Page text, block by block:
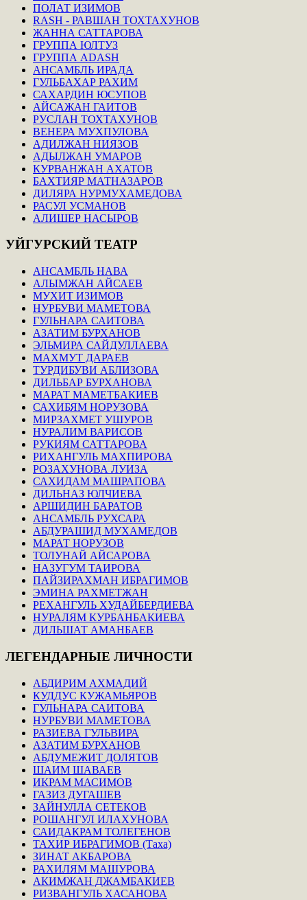
ПОЛАТ ИЗИМОВ
RASH - РАВШАН ТОХТАХУНОВ
ЖАННА САТТАРОВА
ГРУППА ЮЛТУЗ
ГРУППА ADASH
АНСАМБЛЬ ИРАДА
ГУЛЬБАХАР РАХИМ
САХАРДИН ЮСУПОВ
АЙСАЖАН ГАИТОВ
РУСЛАН ТОХТАХУНОВ
ВЕНЕРА МУХПУЛОВА
АДИЛЖАН НИЯЗОВ
АДЫЛЖАН УМАРОВ
КУРВАНЖАН АХАТОВ
БАХТИЯР МАТНАЗАРОВ
ДИЛЯРА НУРМУХАМЕДОВА
РАСУЛ УСМАНОВ
АЛИШЕР НАСЫРОВ
УЙГУРСКИЙ ТЕАТР
АНСАМБЛЬ НАВА
АЛЫМЖАН АЙСАЕВ
МУХИТ ИЗИМОВ
НУРБУВИ МАМЕТОВА
ГУЛЬНАРА САИТОВА
АЗАТИМ БУРХАНОВ
ЭЛЬМИРА САЙДУЛЛАЕВА
МАХМУТ ДАРАЕВ
ТУРДИБУВИ АБЛИЗОВА
ДИЛЬБАР БУРХАНОВА
МАРАТ МАМЕТБАКИЕВ
САХИБЯМ НОРУЗОВА
МИРЗАХМЕТ УШУРОВ
НУРАЛИМ ВАРИСОВ
РУКИЯМ САТТАРОВА
РИХАНГУЛЬ МАХПИРОВА
РОЗАХУНОВА ЛУИЗА
САХИДАМ МАШРАПОВА
ДИЛЬНАЗ ЮЛЧИЕВА
АРШИДИН БАРАТОВ
АНСАМБЛЬ РУХСАРА
АБДУРАШИД МУХАМЕДОВ
МАРАТ НОРУЗОВ
ТОЛУНАЙ АЙСАРОВА
НАЗУГУМ ТАИРОВА
ПАЙЗИРАХМАН ИБРАГИМОВ
ЭМИНА РАХМЕТЖАН
РЕХАНГУЛЬ ХУДАЙБЕРДИЕВА
НУРАЛЯМ КУРБАНБАКИЕВА
ДИЛЬШАТ АМАНБАЕВ
ЛЕГЕНДАРНЫЕ ЛИЧНОСТИ
АБДИРИМ АХМАДИЙ
КУДДУС КУЖАМЬЯРОВ
ГУЛЬНАРА САИТОВА
НУРБУВИ МАМЕТОВА
РАЗИЕВА ГУЛЬВИРА
АЗАТИМ БУРХАНОВ
АБДУМЕЖИТ ДОЛЯТОВ
ШАИМ ШАВАЕВ
ИКРАМ МАСИМОВ
ГАЗИЗ ДУГАШЕВ
ЗАЙНУЛЛА СЕТЕКОВ
РОШАНГУЛ ИЛАХУНОВА
САИДАКРАМ ТОЛЕГЕНОВ
ТАХИР ИБРАГИМОВ (Таха)
ЗИНАТ АКБАРОВА
РАХИЛЯМ МАШУРОВА
АКИМЖАН ДЖАМБАКИЕВ
РИЗВАНГУЛЬ ХАСАНОВА